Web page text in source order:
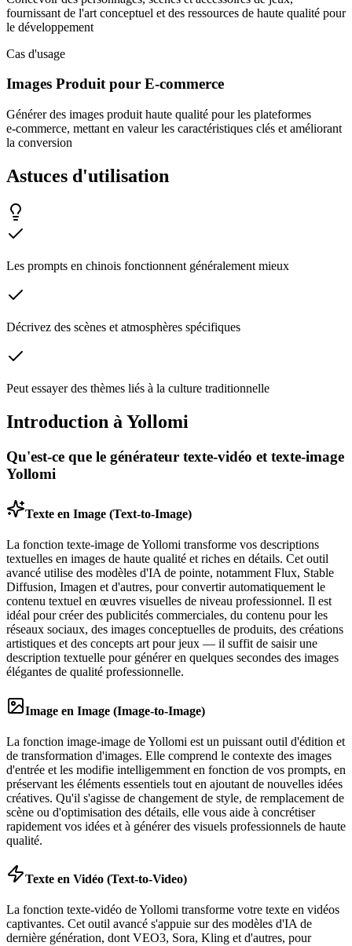
fournissant de l'art conceptuel et des ressources de haute qualité pour
le développement
Cas d'usage
Images Produit pour E‑commerce
Générer des images produit haute qualité pour les plateformes
e‑commerce, mettant en valeur les caractéristiques clés et améliorant
la conversion
Astuces d'utilisation
Les prompts en chinois fonctionnent généralement mieux
Décrivez des scènes et atmosphères spécifiques
Peut essayer des thèmes liés à la culture traditionnelle
Introduction à Yollomi
Qu'est-ce que le générateur texte‑vidéo et texte‑image
Yollomi
Texte en Image (Text-to-Image)
La fonction texte‑image de Yollomi transforme vos descriptions
textuelles en images de haute qualité et riches en détails. Cet outil
avancé utilise des modèles d'IA de pointe, notamment Flux, Stable
Diffusion, Imagen et d'autres, pour convertir automatiquement le
contenu textuel en œuvres visuelles de niveau professionnel. Il est
idéal pour créer des publicités commerciales, du contenu pour les
réseaux sociaux, des images conceptuelles de produits, des créations
artistiques et des concepts art pour jeux — il suffit de saisir une
description textuelle pour générer en quelques secondes des images
élégantes de qualité professionnelle.
Image en Image (Image-to-Image)
La fonction image‑image de Yollomi est un puissant outil d'édition et
de transformation d'images. Elle comprend le contexte des images
d'entrée et les modifie intelligemment en fonction de vos prompts, en
préservant les éléments essentiels tout en ajoutant de nouvelles idées
créatives. Qu'il s'agisse de changement de style, de remplacement de
scène ou d'optimisation des détails, elle vous aide à concrétiser
rapidement vos idées et à générer des visuels professionnels de haute
qualité.
Texte en Vidéo (Text-to-Video)
La fonction texte‑vidéo de Yollomi transforme votre texte en vidéos
captivantes. Cet outil avancé s'appuie sur des modèles d'IA de
dernière génération, dont VEO3, Sora, Kling et d'autres, pour